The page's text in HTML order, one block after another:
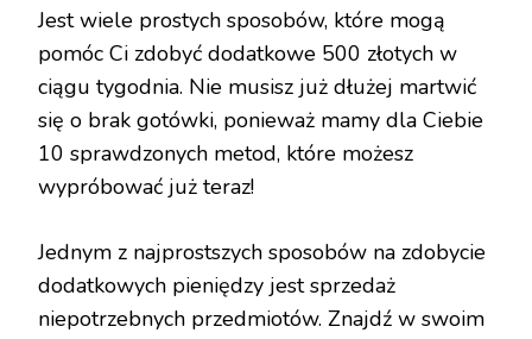
Jest wiele prostych sposobów, które mogą
pomóc Ci zdobyć dodatkowe 500 złotych w
ciągu tygodnia. Nie musisz już dłużej martwić
się o brak gotówki, ponieważ mamy dla Ciebie
10 sprawdzonych metod, które możesz
wypróbować już teraz!
Jednym z najprostszych sposobów na zdobycie
dodatkowych pieniędzy jest sprzedaż
niepotrzebnych przedmiotów. Znajdź w swoim